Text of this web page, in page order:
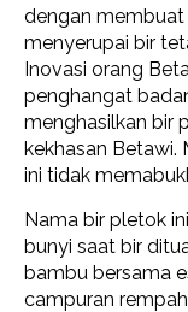
dengan
menyerupai bir
Inovasi orang
penghangat
menghasilkan bir
kekhasan Betawi.
ini tidak
Nama bir pletok
bunyi saat bir
bambu bersama
campuran